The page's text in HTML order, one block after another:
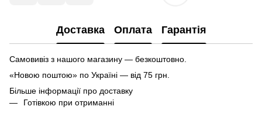
Доставка Оплата Гарантія
Самовивіз з нашого магазину — безкоштовно.
«Новою поштою» по Україні — від 75 грн.
Більше інформації про доставку
Готівкою при отриманні